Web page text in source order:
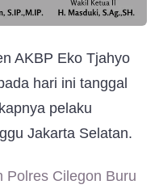
AKBP Eko Tjahyo
hari ini tanggal
pelaku
Jakarta Selatan.
Polres Cilegon Buru